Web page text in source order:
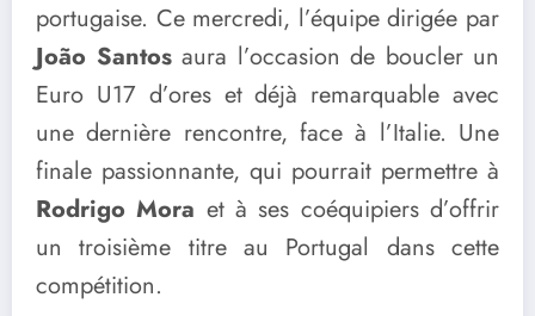
portugaise. Ce mercredi, l’équipe dirigée par
João Santosaura l’occasion de boucler un
Euro U17 d’ores et déjà remarquable avec
une dernière rencontre, face à l’Italie. Une
finale passionnante, qui pourrait permettre à
Rodrigo Mora et à ses coéquipiers d’offrir
un troisième titre au Portugal dans cette
compétition.